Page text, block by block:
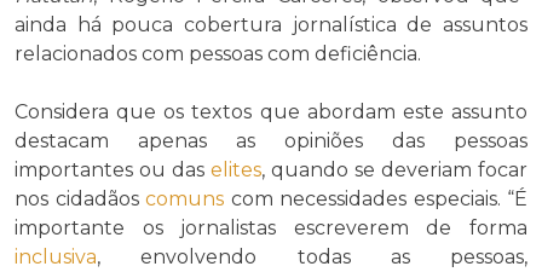
ainda há pouca cobertura jornalística de assuntos
relacionados com pessoas com deficiência.
Considera que os textos que abordam este assunto
destacam apenas as opiniões das pessoas
importantes ou das elites, quando se deveriam focar
nos cidadãos comuns com necessidades especiais. “É
importante os jornalistas escreverem de forma
inclusiva, envolvendo todas as pessoas,